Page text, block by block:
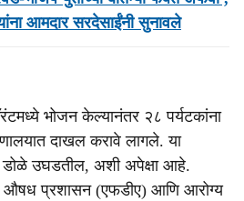
आमदार सरदेसाईंनी सुनावले
भोजन केल्यानंतर २८ पर्यटकांना
दाखल करावे लागले. या
उघडतील, अशी अपेक्षा आहे.
औषध प्रशासन (एफडीए) आणि आरोग्य